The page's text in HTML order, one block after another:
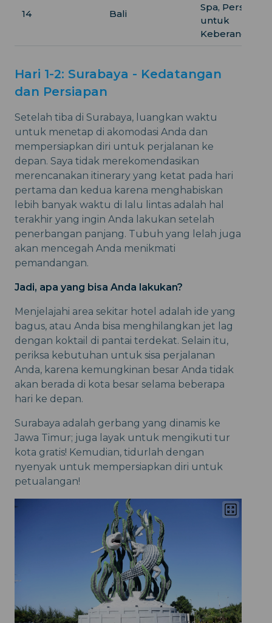
14 Bali
Spa, Persiapan
untuk
Hari 1-2: Surabaya - Kedatangan
dan Persiapan
Setelah tiba di Surabaya, luangkan waktu
untuk menetap di akomodasi Anda dan
mempersiapkan diri untuk perjalanan ke
depan. Saya tidak merekomendasikan
merencanakan itinerary yang ketat pada hari
pertama dan kedua karena menghabiskan
lebih banyak waktu di lalu lintas adalah hal
terakhir yang ingin Anda lakukan setelah
penerbangan panjang. Tubuh yang lelah juga
akan mencegah Anda menikmati
pemandangan.
Jadi, apa yang bisa Anda lakukan?
Menjelajahi area sekitar hotel adalah ide yang
bagus, atau Anda bisa menghilangkan jet lag
dengan koktail di pantai terdekat. Selain itu,
periksa kebutuhan untuk sisa perjalanan
Anda, karena kemungkinan besar Anda tidak
akan berada di kota besar selama beberapa
hari ke depan.
Surabaya adalah gerbang yang dinamis ke
Jawa Timur; juga layak untuk mengikuti tur
kota gratis! Kemudian, tidurlah dengan
nyenyak untuk mempersiapkan diri untuk
petualangan!